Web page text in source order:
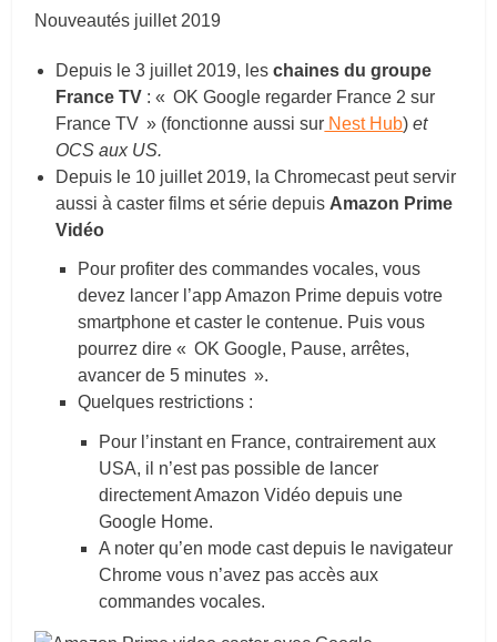
Nouveautés juillet 2019
Depuis le 3 juillet 2019, leschaines du groupe
France TV : « OK Google regarder France 2 sur
France TV » (fonctionne aussi sur Nest Hub)et
OCS aux US.
Depuis le 10 juillet 2019, la Chromecast peut servir
aussi à caster films et série depuis Amazon Prime
Vidéo
Pour profiter des commandes vocales, vous
devez lancer l’app Amazon Prime depuis votre
smartphone et caster le contenue. Puis vous
pourrez dire « OK Google, Pause, arrêtes,
avancer de 5 minutes ».
Quelques restrictions :
Pour l’instant en France, contrairement aux
USA, il n’est pas possible de lancer
directement Amazon Vidéo depuis une
Google Home.
A noter qu’en mode cast depuis le navigateur
Chrome vous n’avez pas accès aux
commandes vocales.